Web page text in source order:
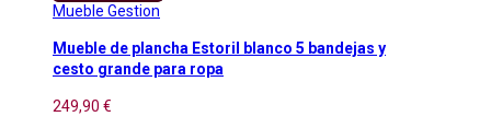
Mueble Gestion
Mueble de plancha Estoril blanco 5 bandejas y
cesto grande para ropa
249,90 €